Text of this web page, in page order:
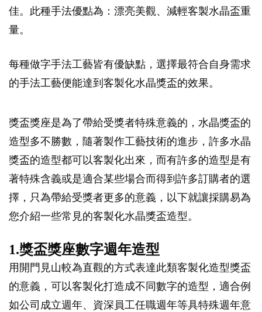
佳。此種手法優點為：漂亮美觀、減輕客製水晶盃重
量。
每種做字手法工藝皆有優缺點，選擇最符合自身需求
的手法工藝便能達到客製化水晶獎盃的效果。
獎盃獎座是為了帶給受獎者特殊意義的，水晶獎盃的
造型多不勝數，隨著製作工藝技術的進步，許多水晶
獎盃的造型都可以客製化出來，而有許多的造型是有
著特殊含義或是適合某些場合而得到許多訂購者的選
擇，只為帶給受獎者更多的意義，以下就讓採購易為
您介紹一些常見的客製化水晶獎盃造型。
1.獎盃獎座數字週年造型
用開門見山較為直觀的方式表達此類客製化造型獎盃
的意義，可以客製化打造成不同數字的造型，適合例
如公司成立週年、資深員工任職週年等具特殊週年意